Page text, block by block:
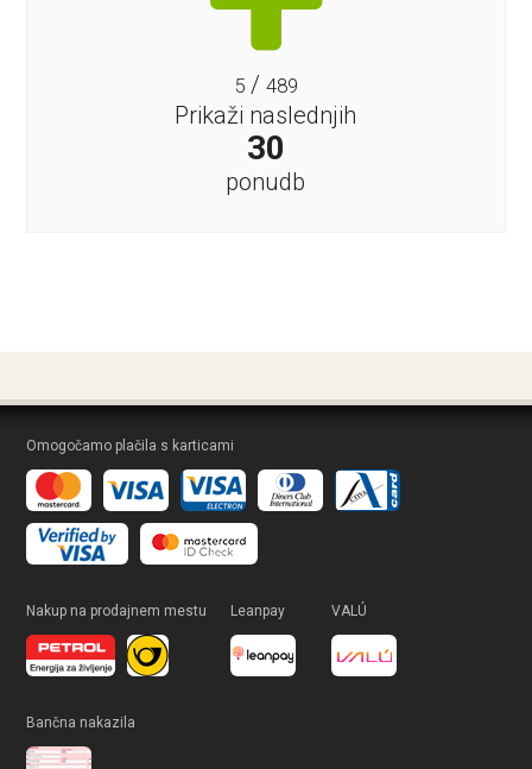
5/ 489
Prikaži naslednjih
30
ponudb
Omogočamo plačila s karticami
Nakup na prodajnem mestu Leanpay VALÚ
Bančna nakazila